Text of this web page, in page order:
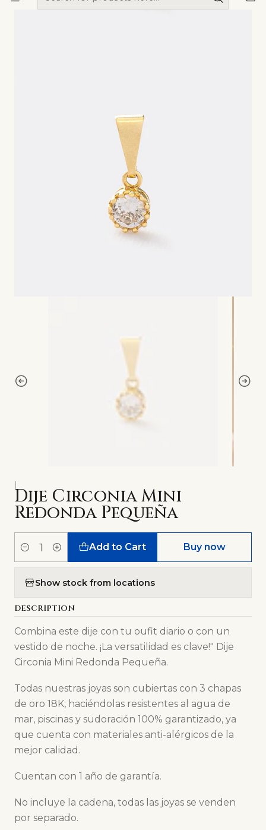
|
Dije Circonia Mini
Redonda Pequeña
Quantity
Add to Cart Buy now
Show stock from locations
DESCRIPTION
Combina este dije con tu oufit diario o con un
vestido de noche. ¡La versatilidad es clave!" Dije
Circonia Mini Redonda Pequeña.
Todas nuestras joyas son cubiertas con 3 chapas
de oro 18K, haciéndolas resistentes al agua de
mar, piscinas y sudoración 100% garantizado, ya
que cuenta con materiales anti-alérgicos de la
mejor calidad.
Cuentan con 1 año de garantía.
No incluye la cadena, todas las joyas se venden
por separado.